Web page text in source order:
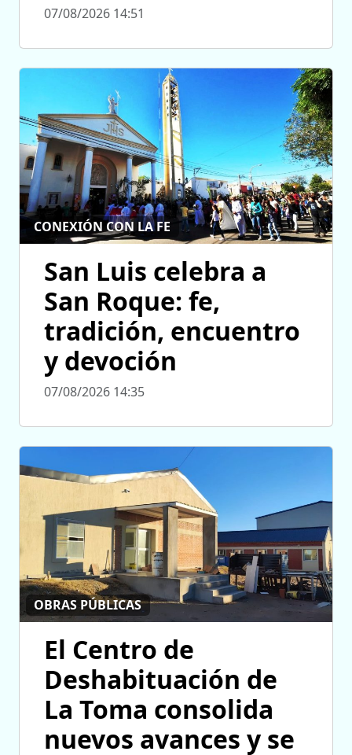
07/08/2026 14:51
CONEXIÓN CON LA FE
San Luis celebra a
San Roque: fe,
tradición, encuentro
y devoción
07/08/2026 14:35
OBRAS PÚBLICAS
El Centro de
Deshabituación de
La Toma consolida
nuevos avances y se